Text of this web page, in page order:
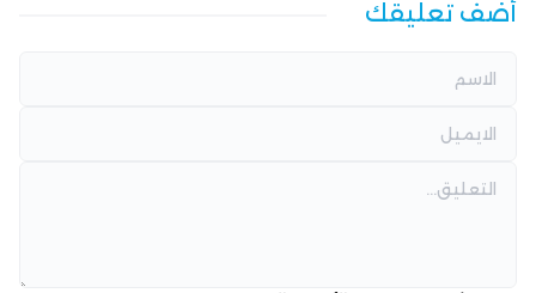
أضف تعليقك